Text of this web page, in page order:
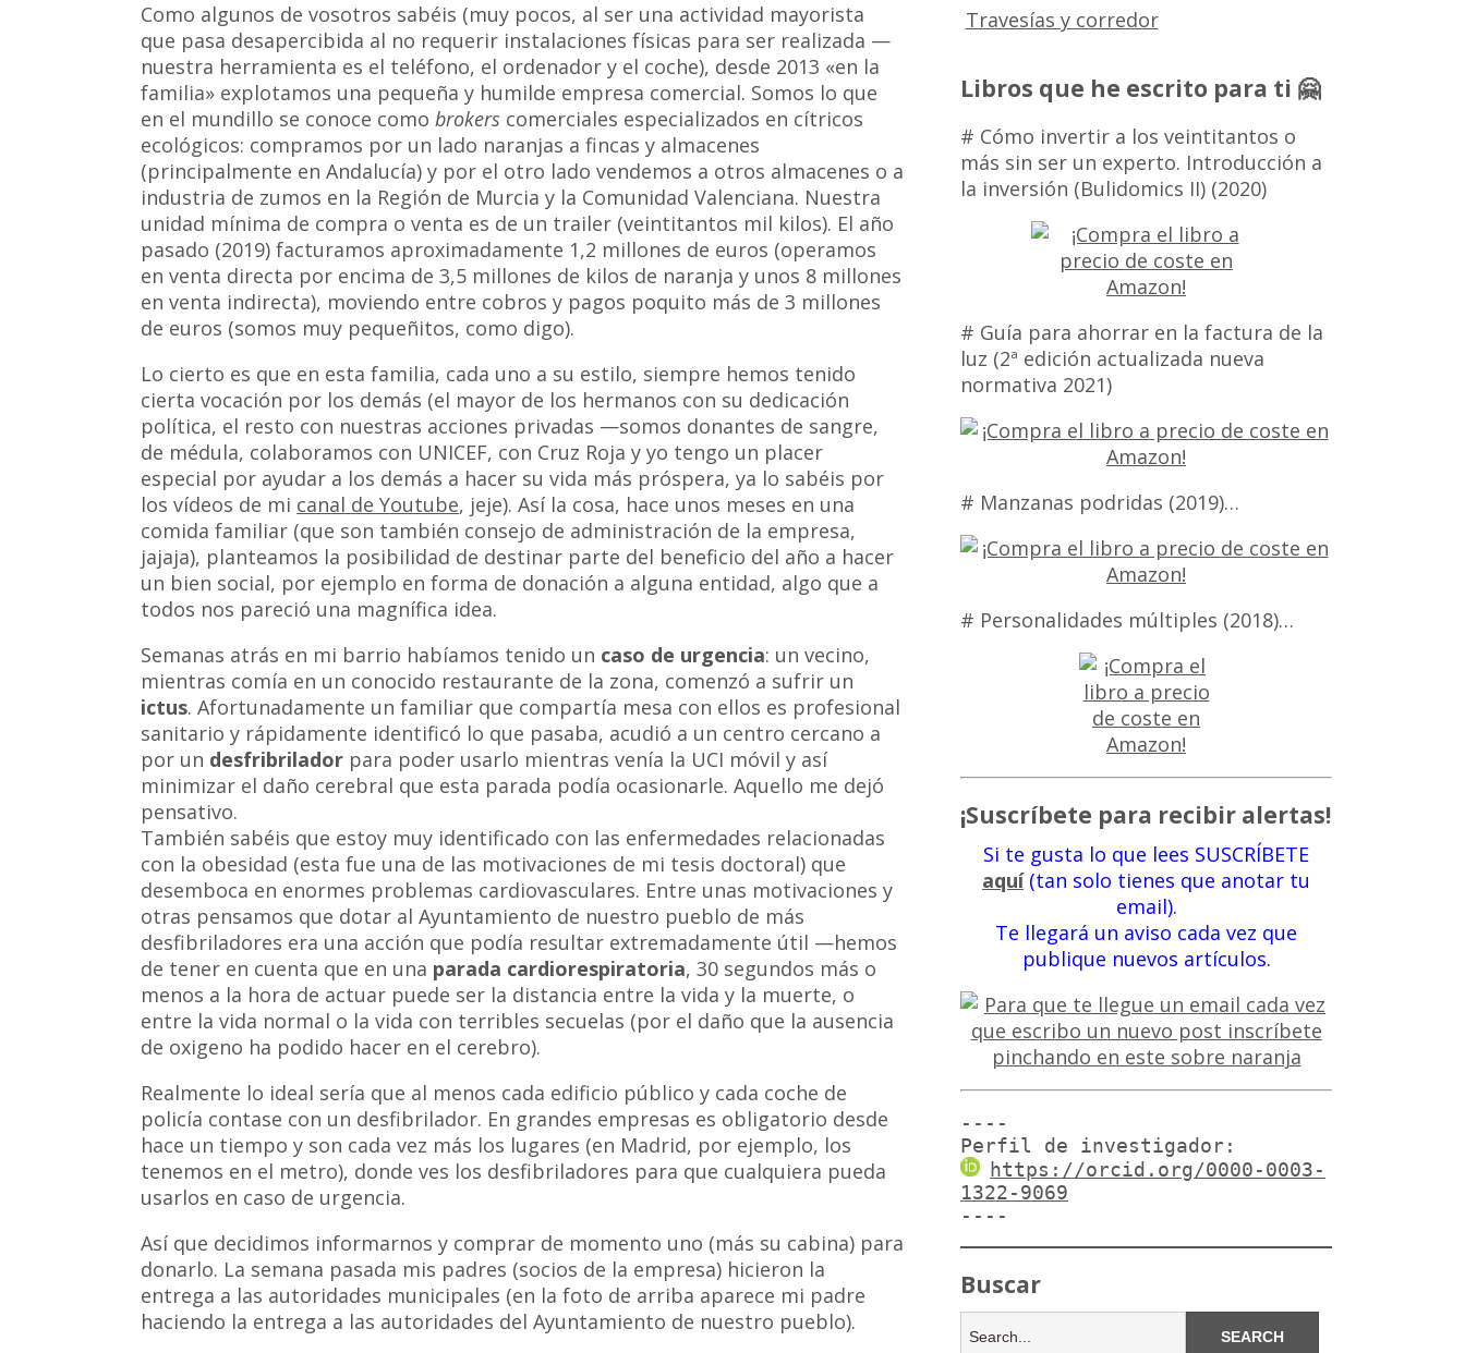
Como algunos de vosotros sabéis (muy pocos, al ser una actividad mayorista
que pasa desapercibida al no requerir instalaciones físicas para ser realizada —
nuestra herramienta es el teléfono, el ordenador y el coche), desde 2013 «en la
familia» explotamos una pequeña y humilde empresa comercial. Somos lo que
en el mundillo se conoce comobrokers comerciales especializados en cítricos
ecológicos: compramos por un lado naranjas a fincas y almacenes
(principalmente en Andalucía) y por el otro lado vendemos a otros almacenes o a
industria de zumos en la Región de Murcia y la Comunidad Valenciana. Nuestra
unidad mínima de compra o venta es de un trailer (veintitantos mil kilos). El año
pasado (2019) facturamos aproximadamente 1,2 millones de euros (operamos
en venta directa por encima de 3,5 millones de kilos de naranja y unos 8 millones
en venta indirecta), moviendo entre cobros y pagos poquito más de 3 millones
de euros (somos muy pequeñitos, como digo).
Lo cierto es que en esta familia, cada uno a su estilo, siempre hemos tenido
cierta vocación por los demás (el mayor de los hermanos con su dedicación
política, el resto con nuestras acciones privadas —somos donantes de sangre,
de médula, colaboramos con UNICEF, con Cruz Roja y yo tengo un placer
especial por ayudar a los demás a hacer su vida más próspera, ya lo sabéis por
los vídeos de mi canal de Youtube, jeje). Así la cosa, hace unos meses en una
comida familiar (que son también consejo de administración de la empresa,
jajaja), planteamos la posibilidad de destinar parte del beneficio del año a hacer
un bien social, por ejemplo en forma de donación a alguna entidad, algo que a
todos nos pareció una magnífica idea.
Semanas atrás en mi barrio habíamos tenido un caso de urgencia: un vecino,
mientras comía en un conocido restaurante de la zona, comenzó a sufrir un
ictus. Afortunadamente un familiar que compartía mesa con ellos es profesional
sanitario y rápidamente identificó lo que pasaba, acudió a un centro cercano a
por un desfribrilador para poder usarlo mientras venía la UCI móvil y así
minimizar el daño cerebral que esta parada podía ocasionarle. Aquello me dejó
pensativo.
También sabéis que estoy muy identificado con las enfermedades relacionadas
con la obesidad (esta fue una de las motivaciones de mi tesis doctoral) que
desemboca en enormes problemas cardiovasculares. Entre unas motivaciones y
otras pensamos que dotar al Ayuntamiento de nuestro pueblo de más
desfibriladores era una acción que podía resultar extremadamente útil —hemos
de tener en cuenta que en una parada cardiorespiratoria, 30 segundos más o
menos a la hora de actuar puede ser la distancia entre la vida y la muerte, o
entre la vida normal o la vida con terribles secuelas (por el daño que la ausencia
de oxigeno ha podido hacer en el cerebro).
Realmente lo ideal sería que al menos cada edificio público y cada coche de
policía contase con un desfibrilador. En grandes empresas es obligatorio desde
hace un tiempo y son cada vez más los lugares (en Madrid, por ejemplo, los
tenemos en el metro), donde ves los desfibriladores para que cualquiera pueda
usarlos en caso de urgencia.
Así que decidimos informarnos y comprar de momento uno (más su cabina) para
donarlo. La semana pasada mis padres (socios de la empresa) hicieron la
entrega a las autoridades municipales (en la foto de arriba aparece mi padre
haciendo la entrega a las autoridades del Ayuntamiento de nuestro pueblo).
Travesías y corredor
Libros que he escrito para ti 🤗
# Cómo invertir a los veintitantos o
más sin ser un experto. Introducción a
la inversión (Bulidomics II) (2020)
# Guía para ahorrar en la factura de la
luz (2ª edición actualizada nueva
normativa 2021)
# Manzanas podridas (2019)…
# Personalidades múltiples (2018)…
¡Suscríbete para recibir alertas!
Si te gusta lo que lees SUSCRÍBETE
aquí(tan solo tienes que anotar tu
email).
Te llegará un aviso cada vez que
publique nuevos artículos.
----
Perfil de investigador:
https://orcid.org/0000-0003-
1322-9069
----
Buscar